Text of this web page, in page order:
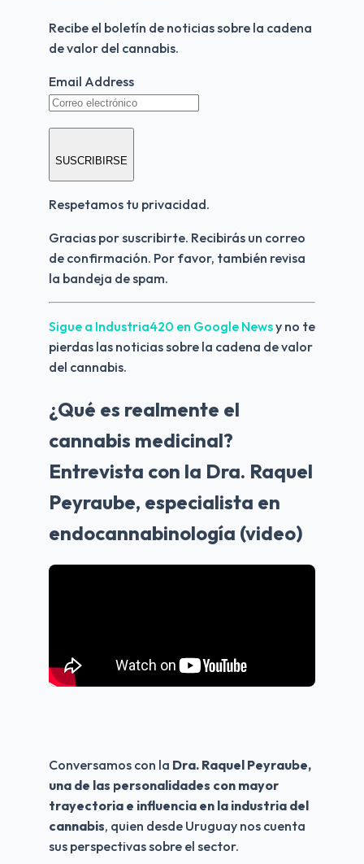
Recibe el boletín de noticias sobre la cadena
de valor del cannabis.
Email Address
SUSCRIBIRSE
Respetamos tu privacidad.
Gracias por suscribirte. Recibirás un correo
de confirmación. Por favor, también revisa
la bandeja de spam.
Sigue a Industria420 en Google News y no te
pierdas las noticias sobre la cadena de valor
del cannabis.
¿Qué es realmente el
cannabis medicinal?
Entrevista con la Dra. Raquel
Peyraube, especialista en
endocannabinología (video)
Conversamos con la Dra. Raquel Peyraube,
una de las personalidades con mayor
trayectoria e influencia en la industria del
cannabis, quien desde Uruguay nos cuenta
sus perspectivas sobre el sector.